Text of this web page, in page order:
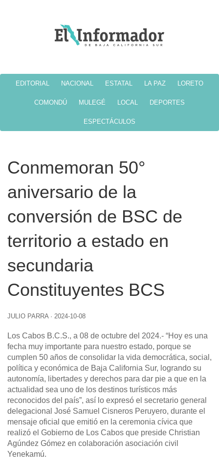
EDITORIAL NACIONAL ESTATAL LA PAZ LORETO
COMONDÚ MULEGÉ LOCAL DEPORTES
ESPECTÁCULOS
Conmemoran 50°
aniversario de la
conversión de BSC de
territorio a estado en
secundaria
Constituyentes BCS
JULIO PARRA · 2024-10-08
Los Cabos B.C.S., a 08 de octubre del 2024.- “Hoy es una
fecha muy importante para nuestro estado, porque se
cumplen 50 años de consolidar la vida democrática, social,
política y económica de Baja California Sur, logrando su
autonomía, libertades y derechos para dar pie a que en la
actualidad sea uno de los destinos turísticos más
reconocidos del país”, así lo expresó el secretario general
delegacional José Samuel Cisneros Peruyero, durante el
mensaje oficial que emitió en la ceremonia cívica que
realizó el Gobierno de Los Cabos que preside Christian
Agúndez Gómez en colaboración asociación civil
Yenekamú.